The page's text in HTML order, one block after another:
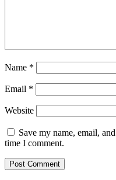
Name *
Email *
Website
Save my name, email,
time I comment.